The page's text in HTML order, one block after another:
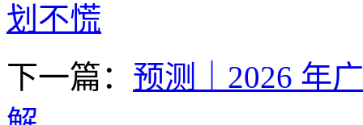
划不慌
下一篇： 预测｜2026 年